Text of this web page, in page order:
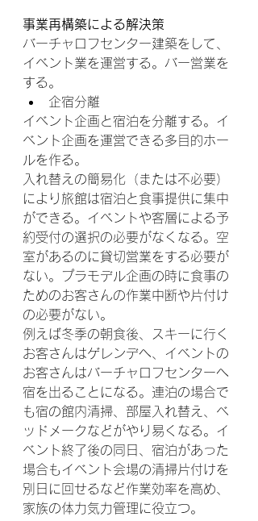
事業再構築による解決策
バーチャロフセンター建築をして、
イベント業を運営する。バー営業を
する。
企宿分離
イベント企画と宿泊を分離する。イ
ベント企画を運営できる多目的ホー
ルを作る。
入れ替えの簡易化（または不必要）
により旅館は宿泊と食事提供に集中
ができる。イベントや客層による予
約受付の選択の必要がなくなる。空
室があるのに貸切営業をする必要が
ない。プラモデル企画の時に食事の
ためのお客さんの作業中断や片付け
の必要がない。
例えば冬季の朝食後、スキーに行く
お客さんはゲレンデへ、イベントの
お客さんはバーチャロフセンターへ
宿を出ることになる。連泊の場合で
も宿の館内清掃、部屋入れ替え、ベ
ッドメークなどがやり易くなる。イ
ベント終了後の同日、宿泊があった
場合もイベント会場の清掃片付けを
別日に回せるなど作業効率を高め、
家族の体力気力管理に役立つ。